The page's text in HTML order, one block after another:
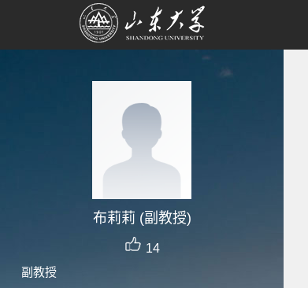
布莉莉 (副教授)
14
副教授